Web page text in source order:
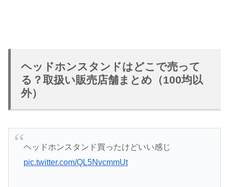
ヘッドホンスタンドはどこで売って
る？取扱い販売店舗まとめ（100均以
外）
ヘッドホンスタンド買ったけどいい感じ
pic.twitter.com/QL5NvcmmUt